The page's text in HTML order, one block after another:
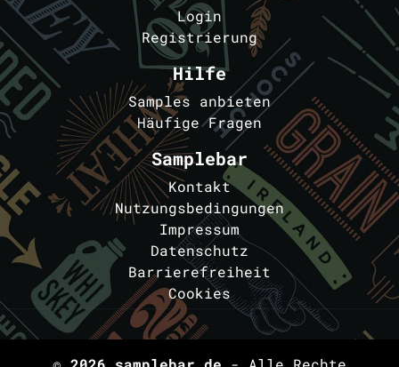
Login
Registrierung
Hilfe
Samples anbieten
Häufige Fragen
Samplebar
Kontakt
Nutzungsbedingungen
Impressum
Datenschutz
Barrierefreiheit
Cookies